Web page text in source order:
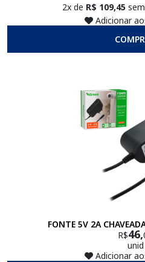
2x de R$ 109,45
Adicionar
FONTE 5V 2A
R$46,
unid
Adicionar